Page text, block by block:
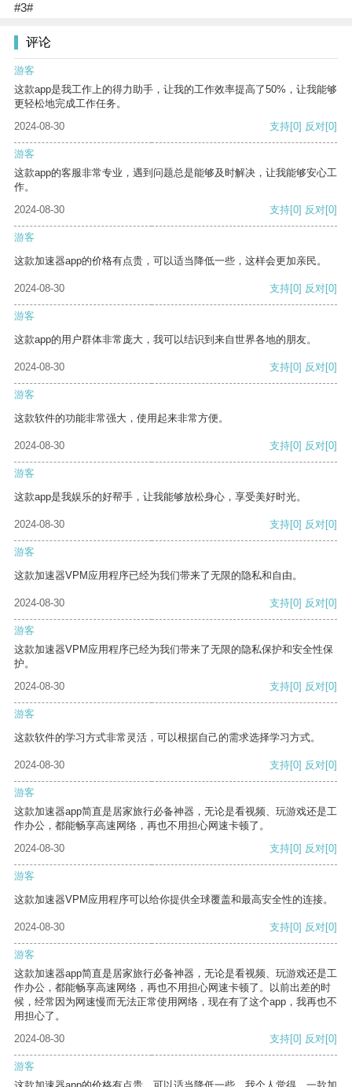
#3#
评论
游客
这款app是我工作上的得力助手，让我的工作效率提高了50%，让我能够
更轻松地完成工作任务。
2024-08-30
支持[0] 反对[0]
游客
这款app的客服非常专业，遇到问题总是能够及时解决，让我能够安心工
作。
2024-08-30
支持[0] 反对[0]
游客
这款加速器app的价格有点贵，可以适当降低一些，这样会更加亲民。
2024-08-30 支持[0] 反对[0]
游客
这款app的用户群体非常庞大，我可以结识到来自世界各地的朋友。
2024-08-30 支持[0] 反对[0]
游客
这款软件的功能非常强大，使用起来非常方便。
2024-08-30 支持[0] 反对[0]
游客
这款app是我娱乐的好帮手，让我能够放松身心，享受美好时光。
2024-08-30 支持[0] 反对[0]
游客
这款加速器VPM应用程序已经为我们带来了无限的隐私和自由。
2024-08-30 支持[0] 反对[0]
游客
这款加速器VPM应用程序已经为我们带来了无限的隐私保护和安全性保
护。
2024-08-30
支持[0] 反对[0]
游客
这款软件的学习方式非常灵活，可以根据自己的需求选择学习方式。
2024-08-30 支持[0] 反对[0]
游客
这款加速器app简直是居家旅行必备神器，无论是看视频、玩游戏还是工
作办公，都能畅享高速网络，再也不用担心网速卡顿了。
2024-08-30
支持[0] 反对[0]
游客
这款加速器VPM应用程序可以给你提供全球覆盖和最高安全性的连接。
2024-08-30 支持[0] 反对[0]
游客
这款加速器app简直是居家旅行必备神器，无论是看视频、玩游戏还是工
作办公，都能畅享高速网络，再也不用担心网速卡顿了。以前出差的时
候，经常因为网速慢而无法正常使用网络，现在有了这个app，我再也不
用担心了。
2024-08-30
支持[0] 反对[0]
游客